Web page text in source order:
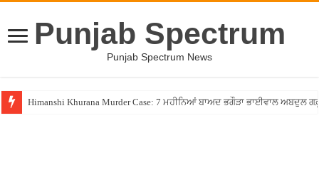
Punjab Spectrum
Punjab Spectrum News
Himanshi Khurana Murder Case: 7 ਮਹੀਨਿਆਂ ਬਾਅਦ ਭਗੌੜਾ ਭਾਈਵਾਲ ਅਬਦੁਲ